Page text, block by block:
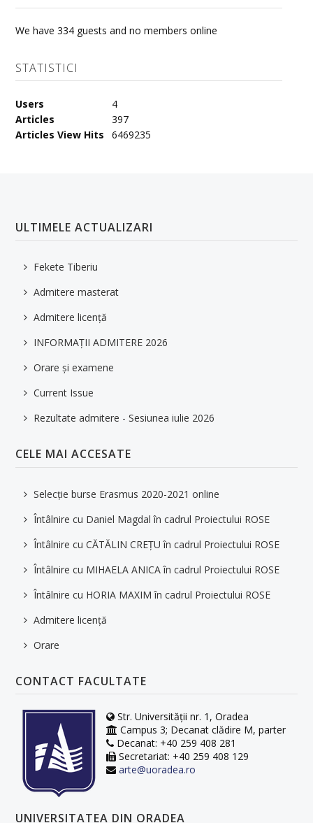
We have 334 guests and no members online
STATISTICI
Users
4
Articles
397
Articles View Hits
6469235
ULTIMELE ACTUALIZARI
Fekete Tiberiu
Admitere masterat
Admitere licență
INFORMAȚII ADMITERE 2026
Orare și examene
Current Issue
Rezultate admitere - Sesiunea iulie 2026
CELE MAI ACCESATE
Selecție burse Erasmus 2020-2021 online
Întâlnire cu Daniel Magdal în cadrul Proiectului ROSE
Întâlnire cu CĂTĂLIN CREȚU în cadrul Proiectului ROSE
Întâlnire cu MIHAELA ANICA în cadrul Proiectului ROSE
Întâlnire cu HORIA MAXIM în cadrul Proiectului ROSE
Admitere licență
Orare
CONTACT FACULTATE
Str. Universității nr. 1, Oradea
Campus 3; Decanat clădire M, parter
Decanat: +40 259 408 281
Secretariat: +40 259 408 129
arte@uoradea.ro
UNIVERSITATEA DIN ORADEA